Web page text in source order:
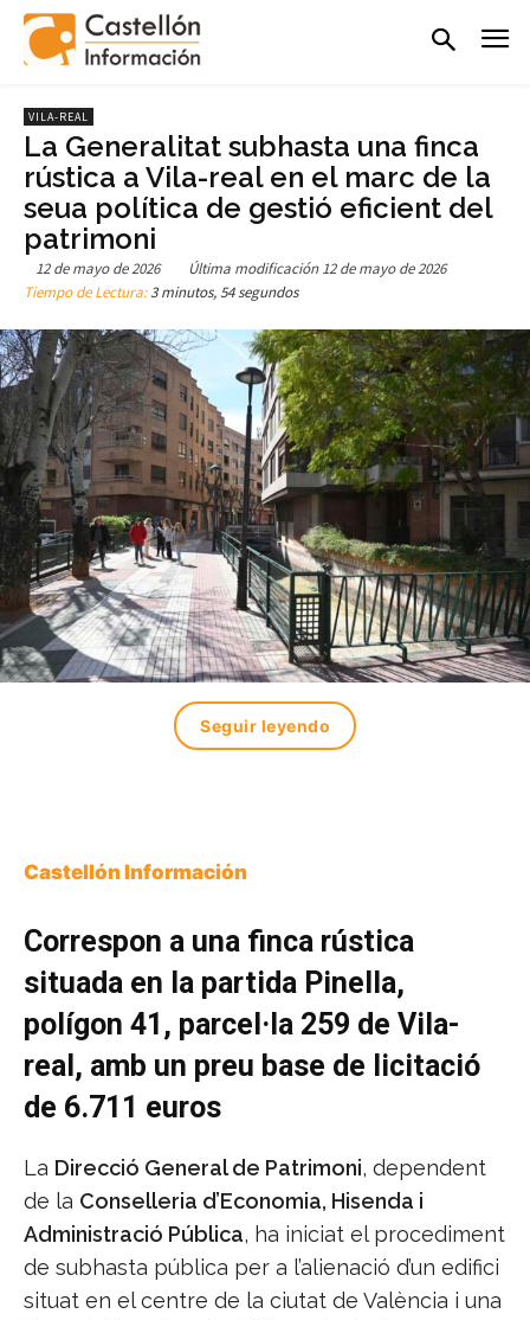
VILA-REAL
La Generalitat subhasta una finca
rústica a Vila-real en el marc de la
seua política de gestió eficient del
patrimoni
12 de mayo de 2026 Última modificación 12 de mayo de 2026
Tiempo de Lectura:3 minutos, 54 segundos
Seguir leyendo
Castellón Información
Correspon a una finca rústica
situada en la partida Pinella,
polígon 41, parcel·la 259 de Vila-
real, amb un preu base de licitació
de 6.711 euros
La Direcció General de Patrimoni, dependent
de la Conselleria d’Economia, Hisenda i
Administració Pública, ha iniciat el procediment
de subhasta pública per a l’alienació d’un edifici
situat en el centre de la ciutat de València i una